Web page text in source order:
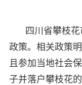
四川省攀枝
政策。相关政策
且参加当地社会
子并落户攀枝花